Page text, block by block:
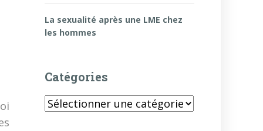
La sexualité après une LME chez
les hommes
Catégories
Catégories